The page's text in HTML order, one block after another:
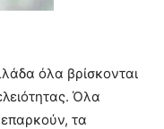
όλα βρίσκονται
Όλα
τα